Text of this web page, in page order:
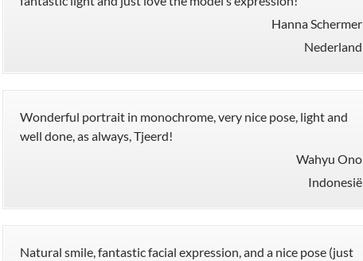
Hanna Schermer
Nederland
Wonderful portrait in monochrome, very nice pose, light and
well done, as always, Tjeerd!
Wahyu Ono
Indonesië
Natural smile, fantastic facial expression, and a nice pose (just